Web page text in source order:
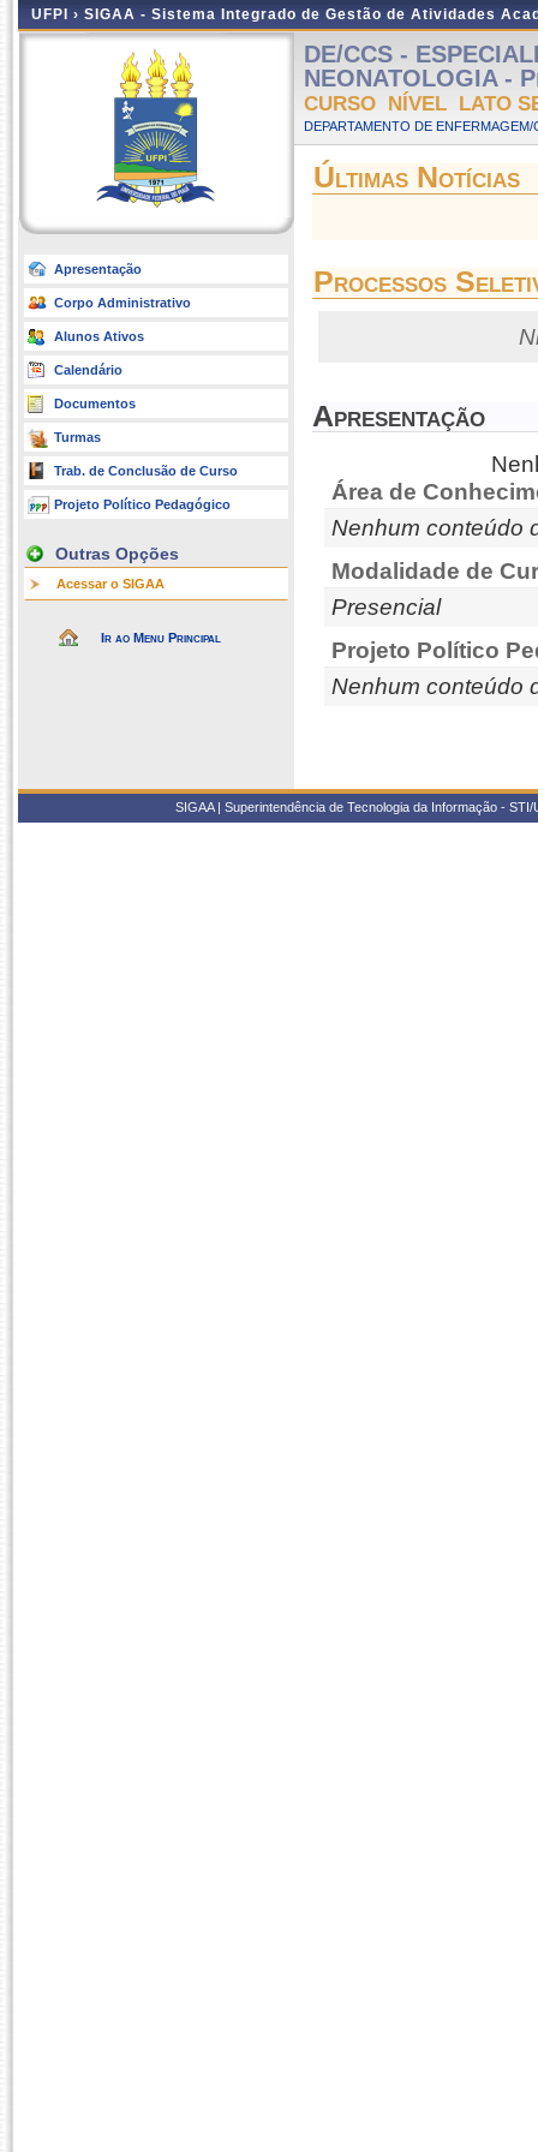
UFPI › SIGAA - Sistema Integrado de Gestão de Atividades
Apresentação
Corpo Administrativo
Alunos Ativos
Calendário
Documentos
Turmas
Trab. de Conclusão de Curso
Projeto Político Pedagógico
Outras Opções
Acessar o SIGAA
Ir ao Menu Principal
DE/CCS -
NEONATOLOGIA -
CURSO NÍVEL LATO
DEPARTAMENTO DE
Últimas Notícias
Processos
Apresentação
Área de
Nenhum conteúdo
Modalidade de
Presencial
Projeto Político
Nenhum conteúdo
SIGAA | Superintendência de Tecnologia da Informação -